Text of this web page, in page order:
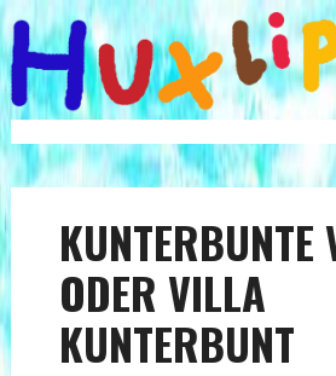
to
content
KUNTERBUNTE
ODER VILLA
KUNTERBUNT